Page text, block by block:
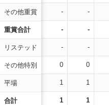
その他重賞
重賞合計
リステッド
その他特別
平場
合計
- -
- -
- -
0 0
1 1
1 1